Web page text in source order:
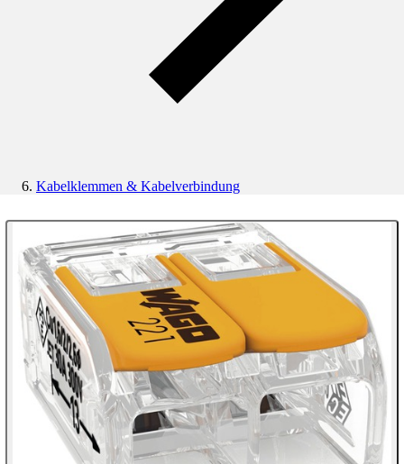
Kabelklemmen & Kabelverbindung